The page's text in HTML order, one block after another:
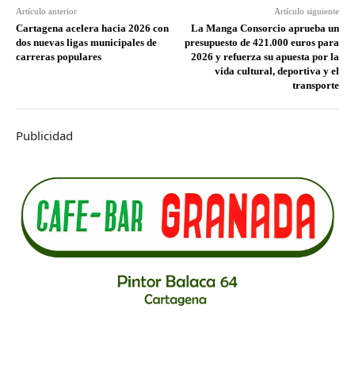
Artículo anterior
Cartagena acelera hacia 2026 con
dos nuevas ligas municipales de
carreras populares
Artículo siguiente
La Manga Consorcio aprueba un
presupuesto de 421.000 euros para
2026 y refuerza su apuesta por la
vida cultural, deportiva y el
transporte
Publicidad